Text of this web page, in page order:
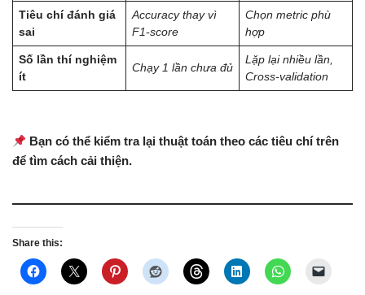
Tiêu chí đánh giá
sai
Accuracy thay vì
F1-score
Chọn metric phù
hợp
Số lần thí nghiệm
ít
Chạy 1 lần chưa đủ
Lặp lại nhiều lần,
Cross-validation
Bạn có thể kiểm tra lại thuật toán theo các tiêu chí trên
để tìm cách cải thiện.
Share this: